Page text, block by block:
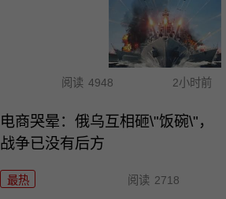
阅读 4948 2小时前
电商哭晕：俄乌互相砸\"饭碗\"，
战争已没有后方
最热 阅读 2718